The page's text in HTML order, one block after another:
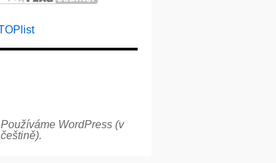
Používáme WordPress (v
češtině).